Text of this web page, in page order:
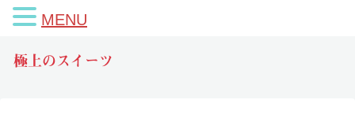
極上のスイーツ
MENU